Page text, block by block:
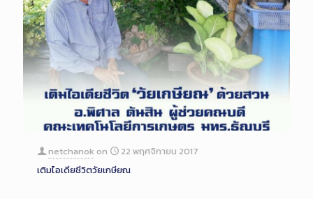
netchanok on
22 พฤศจิกายน 2017
เติมไอเดียชีวิตวัยเกษียณ